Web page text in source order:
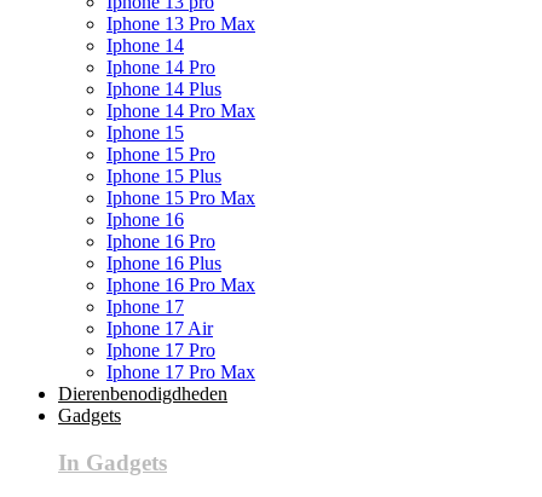
Iphone 13 Pro Max
Iphone 14
Iphone 14 Pro
Iphone 14 Plus
Iphone 14 Pro Max
Iphone 15
Iphone 15 Pro
Iphone 15 Plus
Iphone 15 Pro Max
Iphone 16
Iphone 16 Pro
Iphone 16 Plus
Iphone 16 Pro Max
Iphone 17
Iphone 17 Air
Iphone 17 Pro
Iphone 17 Pro Max
Dierenbenodigdheden
Gadgets
In Gadgets